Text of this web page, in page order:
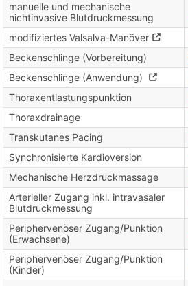
manuelle und mechanische
nichtinvasive Blutdruckmessung
modifiziertes Valsalva-Manöver
Beckenschlinge (Vorbereitung)
Beckenschlinge (Anwendung)
Thoraxentlastungspunktion
Thoraxdrainage
Transkutanes Pacing
Synchronisierte Kardioversion
Mechanische Herzdruckmassage
Arterieller Zugang inkl. intravasaler
Blutdruckmessung
Periphervenöser Zugang/Punktion
(Erwachsene)
Periphervenöser Zugang/Punktion
(Kinder)